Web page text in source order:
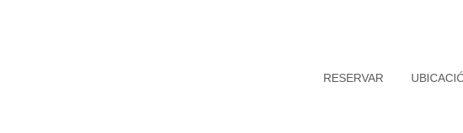
RESERVAR